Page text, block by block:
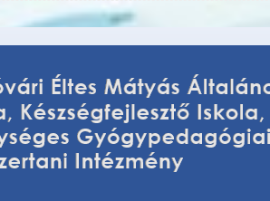
Éltes
Mosonmagyaróvári Éltes